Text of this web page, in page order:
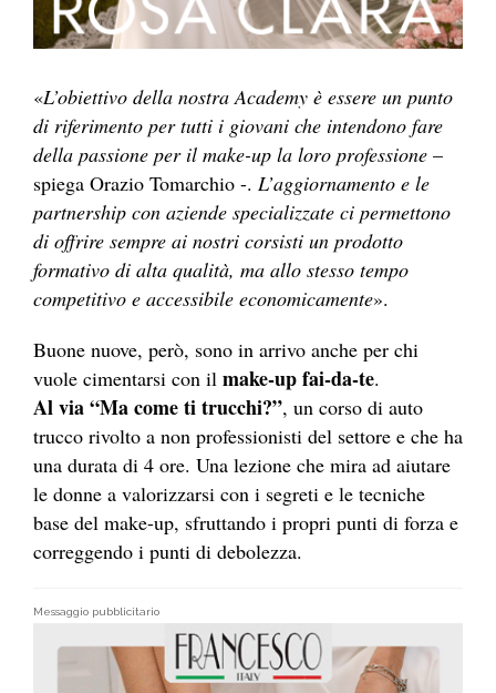
«L’obiettivo della nostra Academy è essere un punto
di riferimento per tutti i giovani che intendono fare
della passione per il make-up la loro professione –
spiega Orazio Tomarchio -. L’aggiornamento e le
partnership con aziende specializzate ci permettono
di offrire sempre ai nostri corsisti un prodotto
formativo di alta qualità, ma allo stesso tempo
competitivo e accessibile economicamente».
Buone nuove, però, sono in arrivo anche per chi
vuole cimentarsi con il make-up fai-da-te.
Al via “Ma come ti trucchi?”, un corso di auto
trucco rivolto a non professionisti del settore e che ha
una durata di 4 ore. Una lezione che mira ad aiutare
le donne a valorizzarsi con i segreti e le tecniche
base del make-up, sfruttando i propri punti di forza e
correggendo i punti di debolezza.
Messaggio pubblicitario